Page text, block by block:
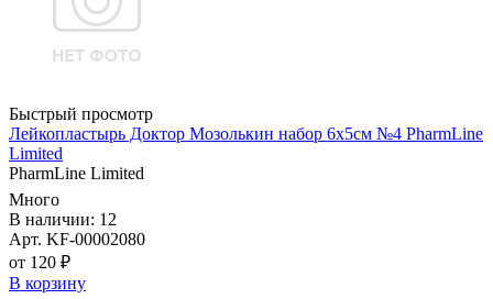
Быстрый просмотр
Лейкопластырь Доктор Мозолькин набор 6х5см №4 PharmLine
Limited
PharmLine Limited
Много
В наличии: 12
Арт. KF-00002080
от 120 ₽
В корзину